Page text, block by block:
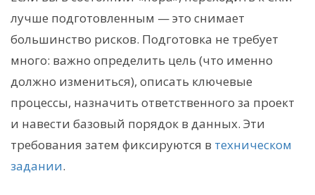
лучше подготовленным — это снимает
большинство рисков. Подготовка не требует
много: важно определить цель (что именно
должно измениться), описать ключевые
процессы, назначить ответственного за проект
и навести базовый порядок в данных. Эти
требования затем фиксируются в техническом
задании.